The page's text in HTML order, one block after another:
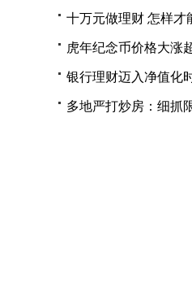
十万元做理财 怎样才
虎年纪念币价格大涨
银行理财迈入净值化
多地严打炒房：细抓